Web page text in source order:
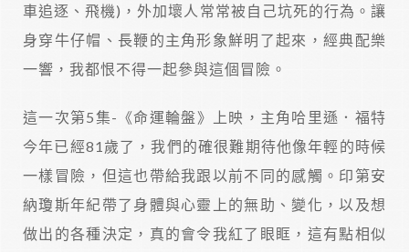
車追逐、飛機)，外加壞人常常被自己坑死的行為。讓
身穿牛仔帽、長鞭的主角形象鮮明了起來，經典配樂
一響，我都恨不得一起參與這個冒險。
這一次第5集-《命運輪盤》上映，主角哈里遜．福特
今年已經81歲了，我們的確很難期待他像年輕的時候
一樣冒險，但這也帶給我跟以前不同的感觸。印第安
納瓊斯年紀帶了身體與心靈上的無助、變化，以及想
做出的各種決定，真的會令我紅了眼眶，這有點相似